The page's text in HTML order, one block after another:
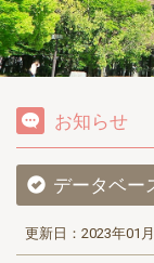
お知らせ
データベー
更新日：2023年01